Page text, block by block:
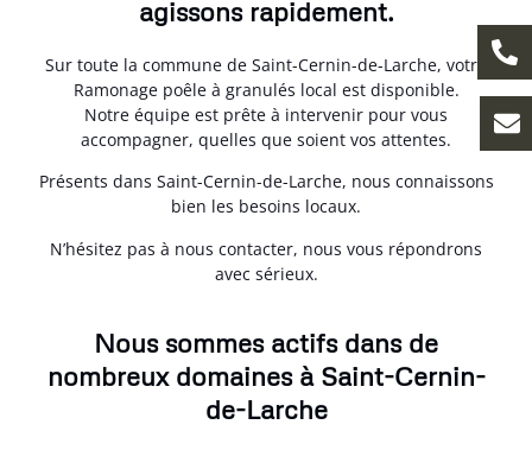
agissons rapidement.
Sur toute la commune de Saint-Cernin-de-Larche, votre
Ramonage poêle à granulés local est disponible.
Notre équipe est prête à intervenir pour vous
accompagner, quelles que soient vos attentes.
Présents dans Saint-Cernin-de-Larche, nous connaissons
bien les besoins locaux.
N’hésitez pas à nous contacter, nous vous répondrons
avec sérieux.
Nous sommes actifs dans de
nombreux domaines à Saint-Cernin-
de-Larche